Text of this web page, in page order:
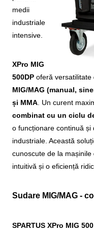
medii
industriale
intensive.
XPro MIG
500DP oferă
MIG/MAG (manual,
și MMA . Un curent
combinat cu un ciclu
o funcționare continuă
industriale. Această
cunoscute de la
intuitivă și o eficiență
Sudare MIG/MAG -
SPARTUS XPro MIG